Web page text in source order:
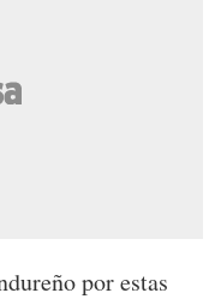
por estas